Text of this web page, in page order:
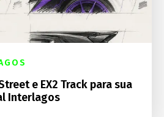
e EX2 Track para sua
Interlagos